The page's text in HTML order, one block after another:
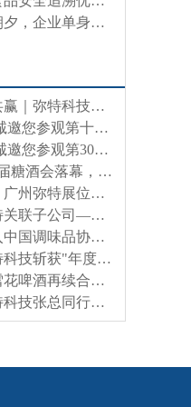
何止七夕，但愿朝夕，企业单身爱之牵手活动
智联共建，聚力共赢｜弥特科技与融慧数科正式达成战略合作
邀请函∣广州弥特诚邀您参观第十二届中国兽药展览会
邀请函∣广州弥特诚邀您参观第30届CBE中国美容博览会
圆满收官｜第114届糖酒会落幕，广州弥特“一物一码”实力出圈，解码食品酒类数字化新未来
糖酒会首日直击｜广州弥特展位人气爆棚，弥特一物一码软硬件解决方案备受瞩目
【喜报】广州弥特关联子公司——内蒙弥特成功中标山东鲁盐食盐追溯体系升级项目
弥特科技正式加入中国调味品协会，携手调味品行业共启一物一码数字化转型新篇章！
【重磅喜讯】弥特科技斩获"年度消费品行业最佳方案实践奖"！第11届中国消费品CIO大会精彩回顾
弥特科技与华润雪花啤酒再续合作新篇章 成功中标深圳工厂追溯系统项目
央视专访：与弥特科技张总同行，共绘”一物一码”数字化新蓝图